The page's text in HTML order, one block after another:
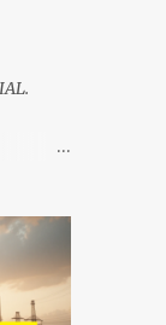
berriak
:
: